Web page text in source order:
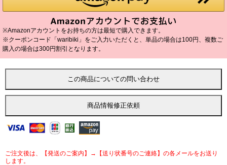
※Amazonアカウントをお持ちの方は最短で購入できます。
※クーポンコード「waribiki」をご入力いただくと、単品の場合は100円、複数ご
購入の場合は300円割引となります。
ご注文後は、【発送のご案内】→【送り状番号のご連絡】の各メールをお送り
します。